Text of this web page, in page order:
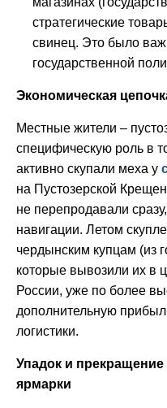
стратегические
свинец. Это было
государственной
Экономическая
Местные жители –
специфическую роль в
активно скупали меха у
на Пустозерской
не перепродавали
навигации. Летом
чердынским купцам (из
которые вывозили их в
России, уже по более
дополнительную
логистики.
Упадок и
ярмарки